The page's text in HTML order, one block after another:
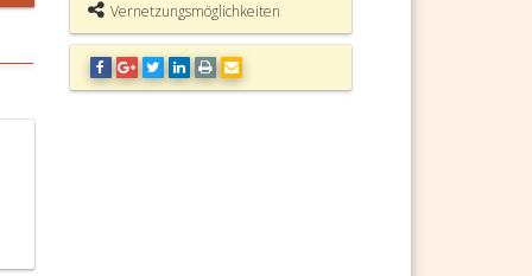
Art. 17 § 14 EIRAG
Art. 96 EIRAG
Vernetzungsmöglichkeiten